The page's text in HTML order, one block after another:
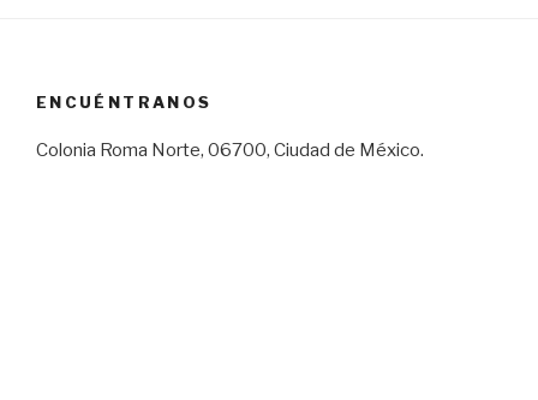
ENCUÉNTRANOS
Colonia Roma Norte, 06700, Ciudad de México.